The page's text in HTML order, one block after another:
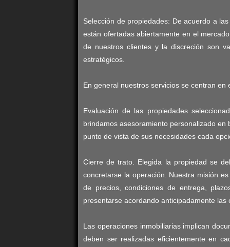
Selección de propiedades: De acuerdo a
están ofertadas abiertamente en el
de nuestros clientes y la discreción son
estratégicos.
En general nuestros servicios se centran
Evaluación de las propiedades
brindamos asesoramiento personalizado
punto de vista de sus necesidades cada
Cierre de trato. Elegida la propiedad se
concretarse la operación. Nuestra misión
de precios, condiciones de entrega,
presentarse acordando anticipadamente
Las operaciones inmobiliarias implican
deben ser realizadas eficientemente en